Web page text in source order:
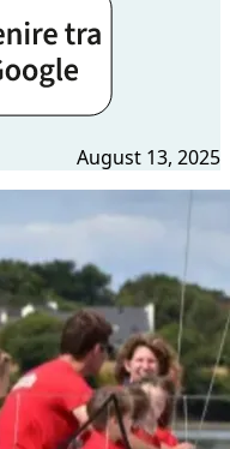
August 13, 2025